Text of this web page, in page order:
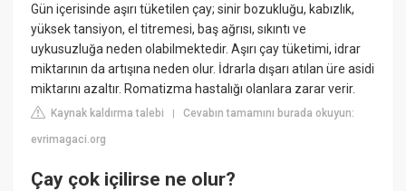
Gün içerisinde aşırı tüketilen çay; sinir bozukluğu, kabızlık,
yüksek tansiyon, el titremesi, baş ağrısı, sıkıntı ve
uykusuzluğa neden olabilmektedir. Aşırı çay tüketimi, idrar
miktarının da artışına neden olur. İdrarla dışarı atılan üre asidi
miktarını azaltır. Romatizma hastalığı olanlara zarar verir.
Kaynak kaldırma talebi |Cevabın tamamını burada okuyun:
evrimagaci.org
Çay çok içilirse ne olur?